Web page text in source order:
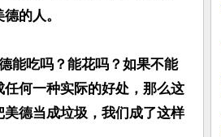
的人。
能吃吗？能花吗？如果不能
何一种实际的好处，那么这
德当成垃圾，我们成了这样